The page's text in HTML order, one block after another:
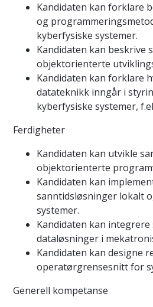
Kandidaten kan forklare
og
kyberfysiske systemer.
Kandidaten kan beskrive
objektorienterte
Kandidaten kan forklare
datateknikk inngår i
kyberfysiske systemer,
Ferdigheter
Kandidaten kan utvikle
objektorienterte
Kandidaten kan
sanntidsløsninger lokalt
systemer.
Kandidaten kan integrere
dataløsninger i
Kandidaten kan designe
operatørgrensesnitt for
Generell kompetanse